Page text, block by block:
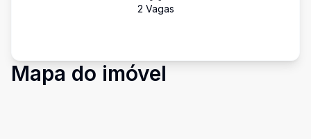
2 Vagas
Mapa do imóvel